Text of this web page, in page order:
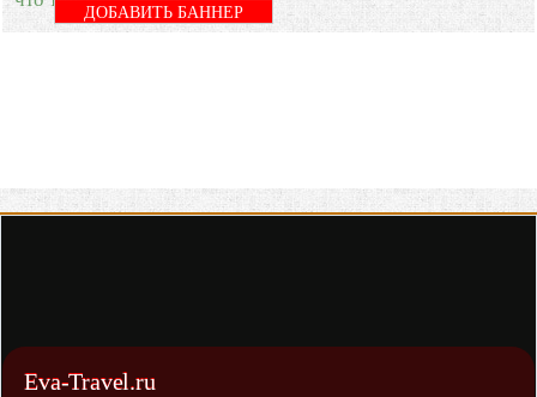
ДОБАВИТЬ БАННЕР
Eva-Travel.ru